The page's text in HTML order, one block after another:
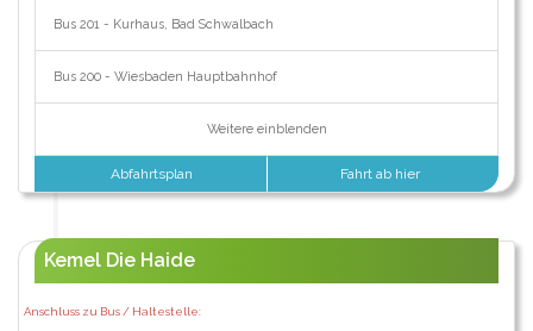
Bus 201 - Kurhaus, Bad Schwalbach
Bus 200 - Wiesbaden Hauptbahnhof
Weitere einblenden
Abfahrtsplan Fahrt ab hier
Kemel Die Haide
Anschluss zu Bus / Haltestelle: